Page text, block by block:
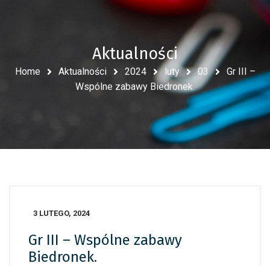
Aktualności
Home Aktualności 2024 luty 03
Gr III –
Wspólne zabawy Biedronek.
3 LUTEGO, 2024
Gr III – Wspólne zabawy
Biedronek.